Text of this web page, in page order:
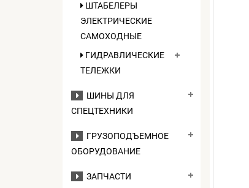
ШТАБЕЛЕРЫ
ЭЛЕКТРИЧЕСКИЕ
САМОХОДНЫЕ
ГИДРАВЛИЧЕСКИЕ
ТЕЛЕЖКИ
ШИНЫ ДЛЯ
СПЕЦТЕХНИКИ
ГРУЗОПОДЪЕМНОЕ
ОБОРУДОВАНИЕ
ЗАПЧАСТИ